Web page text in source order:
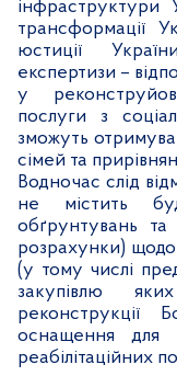
інфраструктури
трансформації
юстиції
експертизи –
у
послуги з
зможуть
сімей та
Водночас слід
не містить
обґрунтувань та
розрахунки) щодо
(у тому числі
закупівлю
реконструкції
оснащення для
реабілітаційних